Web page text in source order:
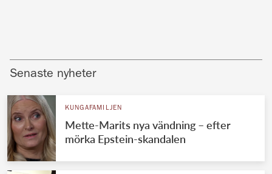
Senaste nyheter
KUNGAFAMILJEN
Mette-Marits nya vändning – efter
mörka Epstein-skandalen